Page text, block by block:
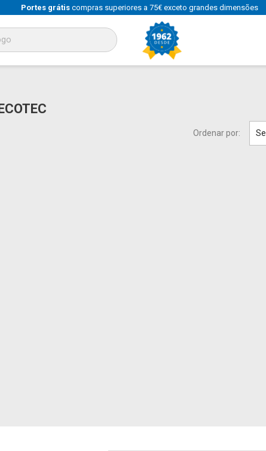
Portes grátiscompras superiores a 75€ exceto grandes dimensões
Ordenar por: